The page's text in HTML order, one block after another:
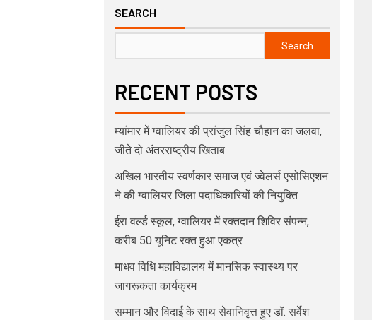
SEARCH
Search
RECENT POSTS
म्यांमार में ग्वालियर की प्रांजुल सिंह चौहान का जलवा,
जीते दो अंतरराष्ट्रीय खिताब
अखिल भारतीय स्वर्णकार समाज एवं ज्वेलर्स एसोसिएशन
ने की ग्वालियर जिला पदाधिकारियों की नियुक्ति
ईरा वर्ल्ड स्कूल, ग्वालियर में रक्तदान शिविर संपन्न,
करीब 50 यूनिट रक्त हुआ एकत्र
माधव विधि महाविद्यालय में मानसिक स्वास्थ्य पर
जागरूकता कार्यक्रम
सम्मान और विदाई के साथ सेवानिवृत्त हुए डॉ. सर्वेश